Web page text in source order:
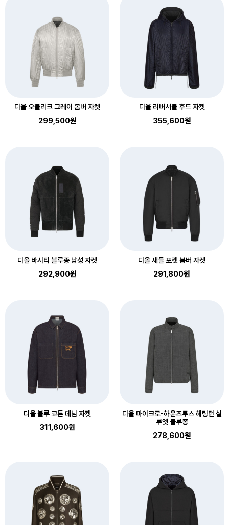
디올 오블리크 그레이 봄버 자켓
299,500원
디올 리버서블 후드 자켓
355,600원
디올 바시티 블루종 남성 자켓
292,900원
디올 새들 포켓 봄버 자켓
291,800원
디올 블루 코튼 데님 자켓
311,600원
디올 마이크로-하운즈투스 해링턴 실
루엣 블루종
278,600원